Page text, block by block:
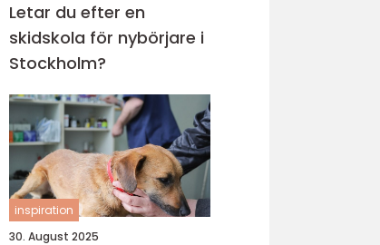
Letar du efter en
skidskola för nybörjare i
Stockholm?
inspiration
30. August 2025